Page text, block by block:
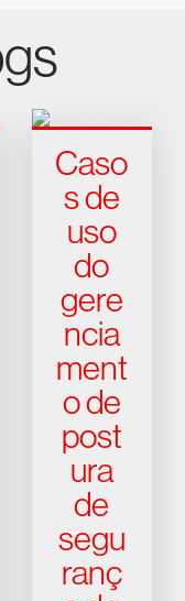
Caso
s de
uso
do
gere
ncia
ment
o de
post
ura
de
segu
ranç